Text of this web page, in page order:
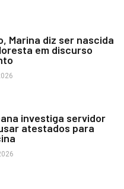
Marina diz ser nascida
em discurso
investiga servidor
atestados para